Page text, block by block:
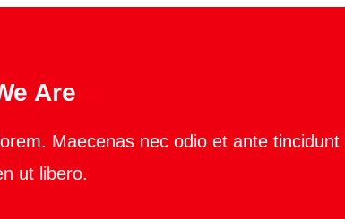
Are
Maecenas nec odio et ante
ut libero.